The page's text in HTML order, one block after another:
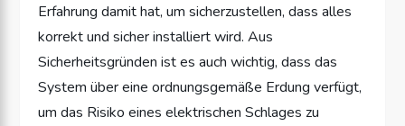
Erfahrung damit hat, um sicherzustellen, dass alles
korrekt und sicher installiert wird. Aus
Sicherheitsgründen ist es auch wichtig, dass das
System über eine ordnungsgemäße Erdung verfügt,
um das Risiko eines elektrischen Schlages zu